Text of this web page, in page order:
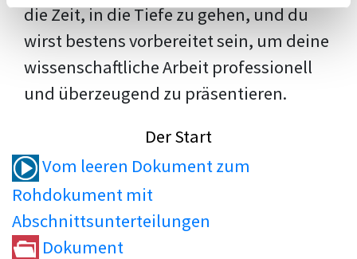
die Zeit, in die Tiefe zu gehen, und du
wirst bestens vorbereitet sein, um deine
wissenschaftliche Arbeit professionell
und überzeugend zu präsentieren.
Der Start
Vom leeren Dokument zum
Rohdokument mit
Abschnittsunterteilungen
Dokument